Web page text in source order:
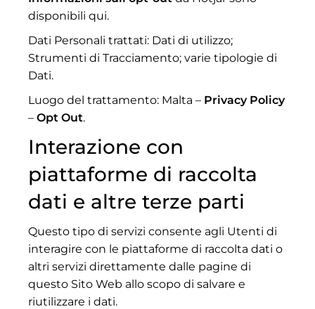
disponibili qui.
Dati Personali trattati: Dati di utilizzo;
Strumenti di Tracciamento; varie tipologie di
Dati.
Luogo del trattamento: Malta – Privacy Policy
– Opt Out.
Interazione con
piattaforme di raccolta
dati e altre terze parti
Questo tipo di servizi consente agli Utenti di
interagire con le piattaforme di raccolta dati o
altri servizi direttamente dalle pagine di
questo Sito Web allo scopo di salvare e
riutilizzare i dati.